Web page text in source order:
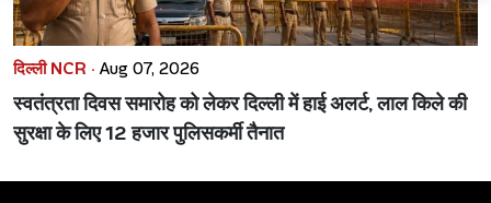
दिल्ली NCR · Aug 07, 2026
स्वतंत्रता दिवस समारोह को लेकर दिल्ली में हाई अलर्ट, लाल किले की
सुरक्षा के लिए 12 हजार पुलिसकर्मी तैनात